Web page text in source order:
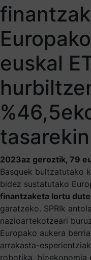
euskal
tasarekin
2023az geroztik, 79
Basquek bultzatutako
bidez sustatutako
finantzaketa lortu dute
garatzeko. SPRIk
nazioartekotzeari
Europako aukera
arrakasta-
robotika, bioekonomia